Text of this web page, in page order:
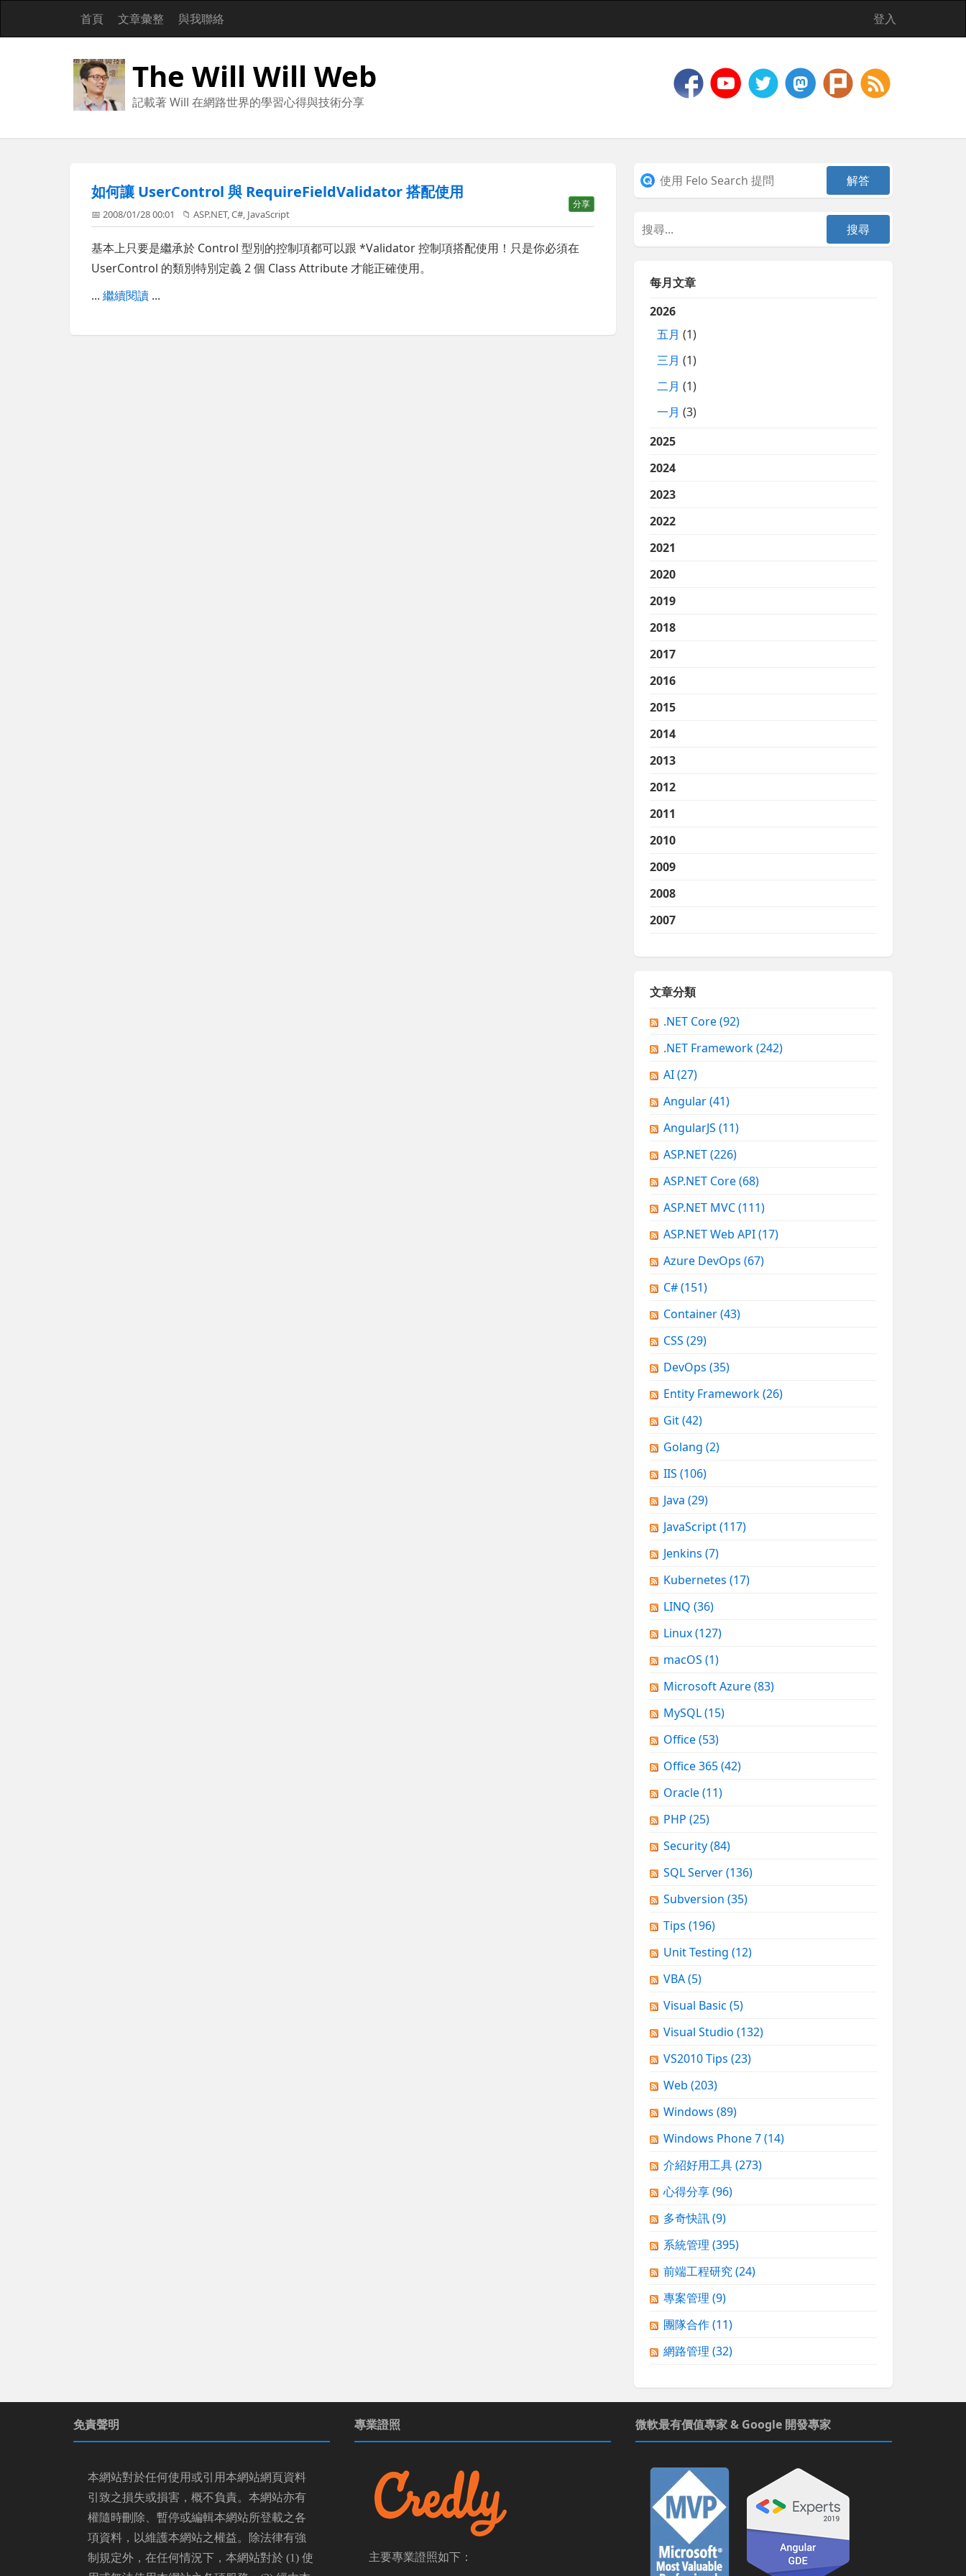
首頁 文章彙整 與我聯絡 登入
The Will Will Web
記載著 Will 在網路世界的學習心得與技術分享
如何讓 UserControl 與 RequireFieldValidator 搭配使用
分享
📅 2008/01/28 00:01 📁ASP.NET,C#, JavaScript
基本上只要是繼承於 Control 型別的控制項都可以跟 *Validator 控制項搭配使用！只是你必須在
UserControl 的類別特別定義 2 個 Class Attribute 才能正確使用。
...繼續閱讀 ...
每月文章
2026
五月 (1)
三月 (1)
二月 (1)
一月 (3)
2025
2024
2023
2022
2021
2020
2019
2018
2017
2016
2015
2014
2013
2012
2011
2010
2009
2008
2007
文章分類
.NET Core(92)
.NET Framework(242)
AI(27)
Angular(41)
AngularJS (11)
ASP.NET(226)
ASP.NET Core(68)
ASP.NET MVC(111)
ASP.NET Web API(17)
Azure DevOps (67)
C#(151)
Container(43)
CSS (29)
DevOps (35)
Entity Framework(26)
Git(42)
Golang (2)
IIS (106)
Java (29)
JavaScript(117)
Jenkins (7)
Kubernetes (17)
LINQ (36)
Linux(127)
macOS (1)
Microsoft Azure(83)
MySQL(15)
Office(53)
Office 365(42)
Oracle(11)
PHP (25)
Security(84)
SQL Server(136)
Subversion (35)
Tips (196)
Unit Testing (12)
VBA(5)
Visual Basic (5)
Visual Studio (132)
VS2010 Tips (23)
Web (203)
Windows (89)
Windows Phone 7(14)
介紹好用工具(273)
心得分享(96)
多奇快訊(9)
系統管理 (395)
前端工程研究(24)
專案管理 (9)
團隊合作(11)
網路管理 (32)
免責聲明
本網站對於任何使用或引用本網站網頁資料
引致之損失或損害，概不負責。本網站亦有
權隨時刪除、暫停或編輯本網站所登載之各
項資料，以維護本網站之權益。除法律有強
制規定外，在任何情況下，本網站對於 (1) 使
專業證照
主要專業證照如下：
微軟最有價值專家 & Google 開發專家